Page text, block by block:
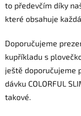
to předevčím díky
které obsahuje
Doporučujeme
kupříkladu s
ještě doporučujeme
dávku COLORFUL
takové.